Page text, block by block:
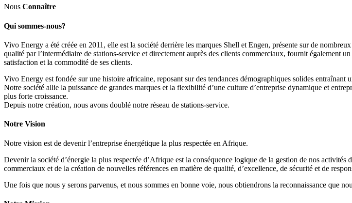
Nous Connaître
Qui sommes-nous?
Vivo Energy a été créée en 2011, elle est la société derrière les marques Shell et Engen, présente sur de
qualité par l’intermédiaire de stations-service et directement auprès des clients commerciaux, fournit également
satisfaction et la commodité de ses clients.
Vivo Energy est fondée sur une histoire africaine, reposant sur des tendances démographiques solides
Notre société allie la puissance de grandes marques et la flexibilité d’une culture d’entreprise dynamique et
plus forte croissance.
Depuis notre création, nous avons doublé notre réseau de stations-service.
Notre Vision
Notre vision est de devenir l’entreprise énergétique la plus respectée en Afrique.
Devenir la société d’énergie la plus respectée d’Afrique est la conséquence logique de la gestion de nos
commerciaux et de la création de nouvelles références en matière de qualité, d’excellence, de sécurité et de
Une fois que nous y serons parvenus, et nous sommes en bonne voie, nous obtiendrons la reconnaissance que